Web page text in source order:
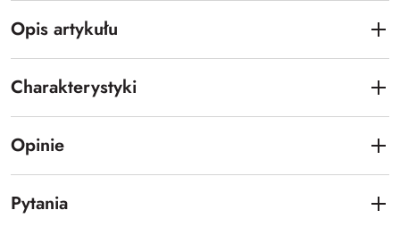
Opis artykułu
Charakterystyki
Opinie
Pytania